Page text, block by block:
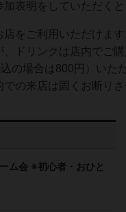
表明をしていただく
をご利用いただけま
ドリンクは店内でご
の場合は800円）いた
の来店は固くお断り
ム会 ※初心者・おひと